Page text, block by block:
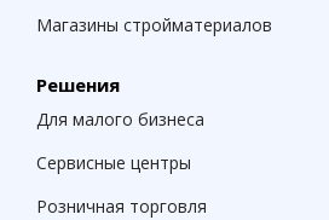
Магазины стройматериалов
Решения
Для малого бизнеса
Сервисные центры
Розничная торговля